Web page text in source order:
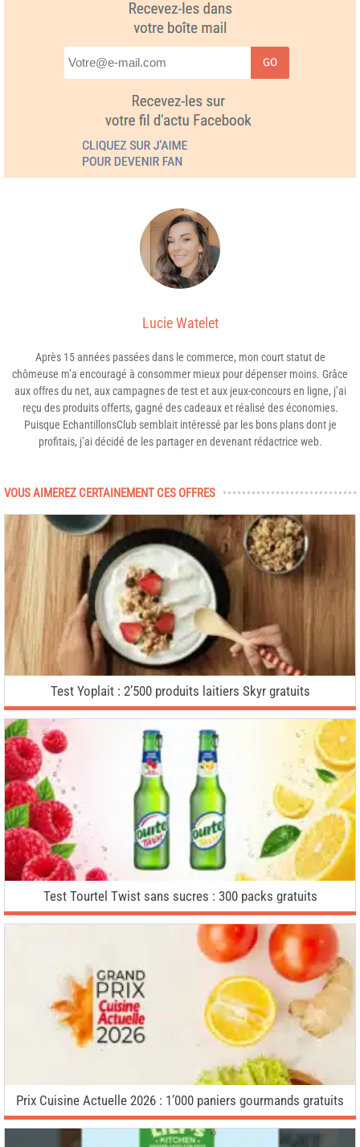
GO
Lucie Watelet
Après 15 années passées dans le commerce, mon court statut de
chômeuse m’a encouragé à consommer mieux pour dépenser moins. Grâce
aux offres du net, aux campagnes de test et aux jeux-concours en ligne, j’ai
reçu des produits offerts, gagné des cadeaux et réalisé des économies.
Puisque EchantillonsClub semblait intéressé par les bons plans dont je
profitais, j’ai décidé de les partager en devenant rédactrice web.
VOUS AIMEREZ CERTAINEMENT CES OFFRES
Test Yoplait : 2’500 produits laitiers Skyr gratuits
Test Tourtel Twist sans sucres : 300 packs gratuits
Prix Cuisine Actuelle 2026 : 1’000 paniers gourmands gratuits